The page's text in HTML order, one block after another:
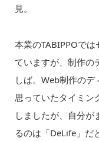
見。
本業のTABIPPOで
ていますが、制作の
しば。Web制作の
思っていたタイミン
しましたが、自分
るのは「DeLife」だ